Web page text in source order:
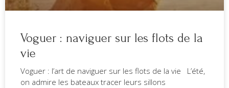
Voguer : naviguer sur les flots de la
vie
Voguer : l’art de naviguer sur les flots de la vie L’été,
on admire les bateaux tracer leurs sillons